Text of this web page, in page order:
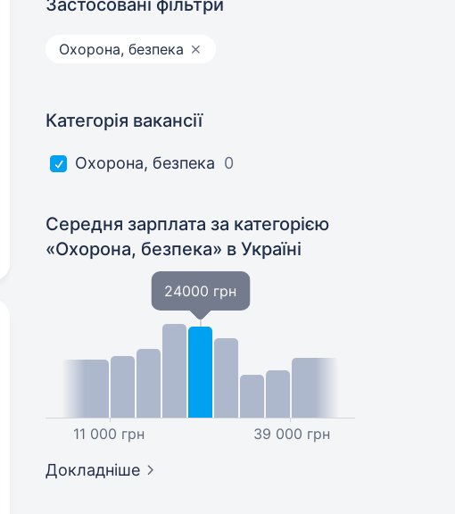
Застосовані фільтри
Охорона, безпека
Категорія вакансії
Охорона, безпека 0
Середня зарплата за категорією
«Охорона, безпека» в Україні
11 000 грн
24000 грн
39 000 грн
Докладніше